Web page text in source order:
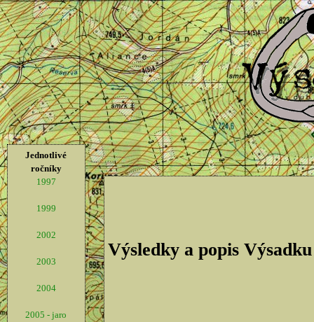
Jednotlivé
ročníky
1997
1999
2002
2003
2004
2005 - jaro
Výsledky a popis Výsadku